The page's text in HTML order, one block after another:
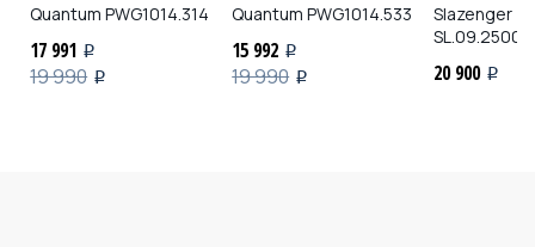
Quantum PWG1014.314
17 991 i
19 990 i
Quantum PWG1014.533
15 992 i
19 990 i
Slazenger
20 900 i